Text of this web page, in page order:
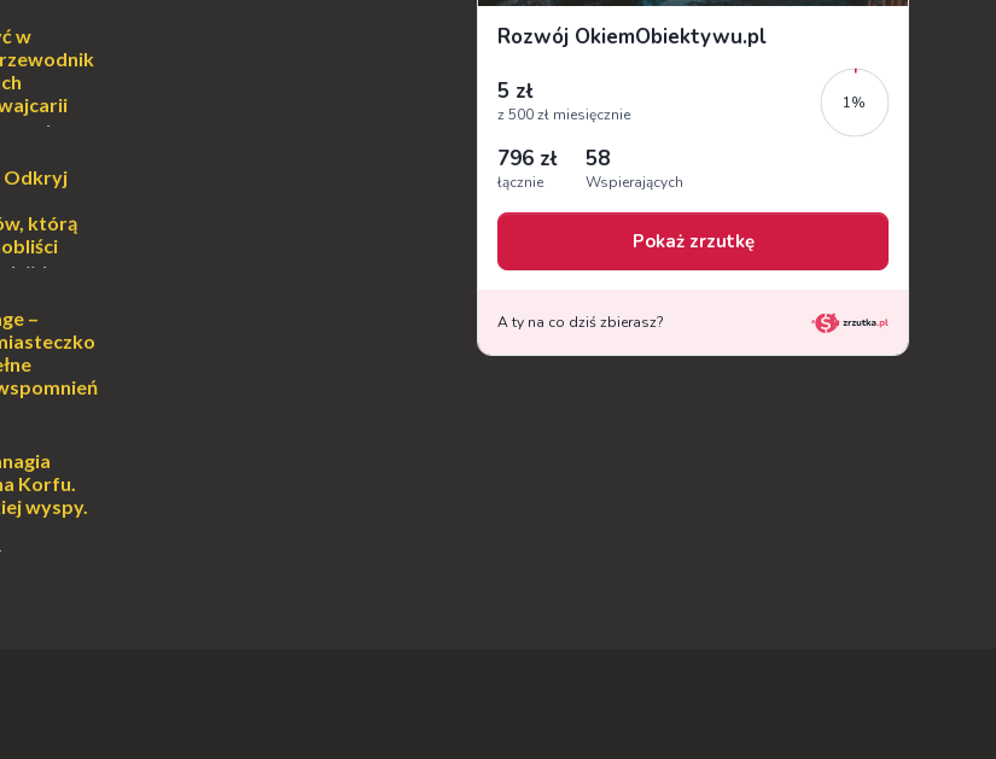
się
w
wiosną
warto
do
Odkryj
którą
–
a przy
Korfu.
wyspy.